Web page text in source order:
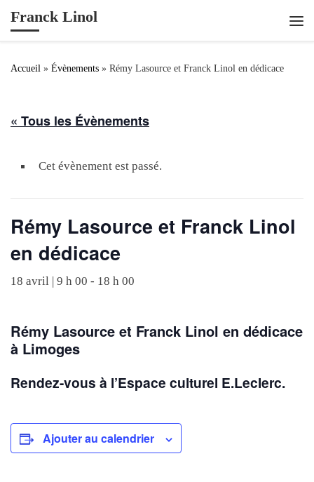
Passer au contenu
Franck Linol
Accueil » Évènements » Rémy Lasource et Franck Linol en dédicace
« Tous les Évènements
Cet évènement est passé.
Rémy Lasource et Franck Linol
en dédicace
18 avril | 9 h 00 - 18 h 00
Rémy Lasource et Franck Linol en dédicace
à Limoges
Rendez-vous à l’Espace culturel E.Leclerc.
Ajouter au calendrier